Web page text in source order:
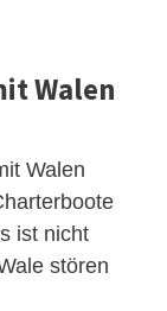
Walen
Walen
ist nicht
stören